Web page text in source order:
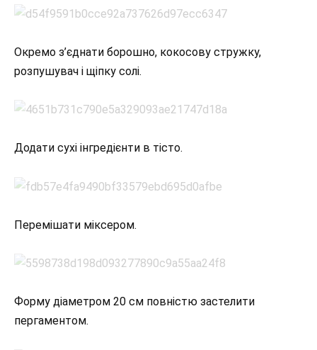
Окремо з’єднати борошно, кокосову стружку,
розпушувач і щіпку солі.
Додати сухі інгредієнти в тісто.
Перемішати міксером.
Форму діаметром 20 см повністю застелити
пергаментом.